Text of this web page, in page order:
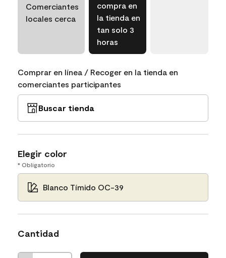
Comerciantes
locales cerca
compra en
la tienda en
tan solo 3
horas
Comprar en línea / Recoger en la tienda en
comerciantes participantes
Buscar tienda
Elegir color
* Obligatorio
Blanco Tímido OC-39
Cantidad